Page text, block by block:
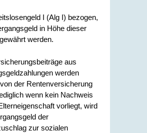
I (Alg I) bezogen,
in Höhe dieser
werden.
aus
werden
der Rentenversicherung
wenn kein Nachweis
vorliegt, wird
der
zur sozialen